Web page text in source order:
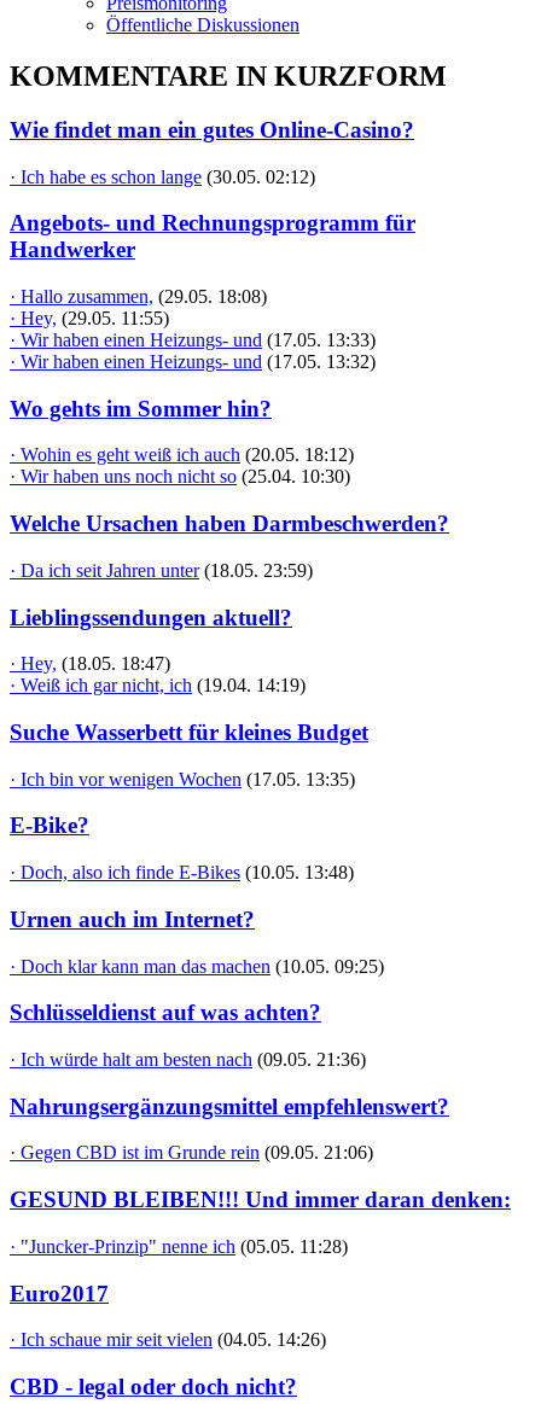
Öffentliche Diskussionen
KOMMENTARE IN KURZFORM
Wie findet man ein gutes Online-Casino?
· Ich habe es schon lange (30.05. 02:12)
Angebots- und Rechnungsprogramm für
Handwerker
· Hallo zusammen, (29.05. 18:08)
· Hey, (29.05. 11:55)
· Wir haben einen Heizungs- und (17.05. 13:33)
· Wir haben einen Heizungs- und (17.05. 13:32)
Wo gehts im Sommer hin?
· Wohin es geht weiß ich auch (20.05. 18:12)
· Wir haben uns noch nicht so (25.04. 10:30)
Welche Ursachen haben Darmbeschwerden?
· Da ich seit Jahren unter (18.05. 23:59)
Lieblingssendungen aktuell?
· Hey, (18.05. 18:47)
· Weiß ich gar nicht, ich (19.04. 14:19)
Suche Wasserbett für kleines Budget
· Ich bin vor wenigen Wochen (17.05. 13:35)
E-Bike?
· Doch, also ich finde E-Bikes (10.05. 13:48)
Urnen auch im Internet?
· Doch klar kann man das machen (10.05. 09:25)
Schlüsseldienst auf was achten?
· Ich würde halt am besten nach (09.05. 21:36)
Nahrungsergänzungsmittel empfehlenswert?
· Gegen CBD ist im Grunde rein (09.05. 21:06)
GESUND BLEIBEN!!! Und immer daran denken:
· "Juncker-Prinzip" nenne ich (05.05. 11:28)
Euro2017
· Ich schaue mir seit vielen (04.05. 14:26)
CBD - legal oder doch nicht?